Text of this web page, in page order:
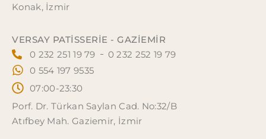
Konak, İzmir
VERSAY PATISSERIE - GAZİEMİR
0 232 251 19 79
0 232 252 19 79
0 554 197 9535
07:00-23:30
Porf. Dr. Türkan Saylan Cad. No:32/B
Atıfbey Mah. Gaziemir, İzmir